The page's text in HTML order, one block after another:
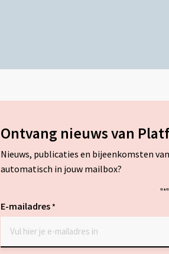
Ontvang nieuws van
Nieuws, publicaties en bijeenkomsten
automatisch in jouw mailbox?
"*
E-mailadres*